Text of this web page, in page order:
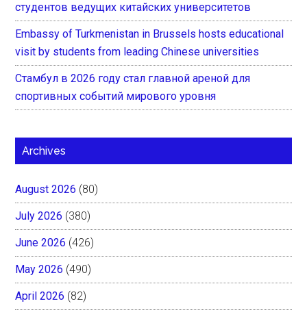
студентов ведущих китайских университетов
Embassy of Turkmenistan in Brussels hosts educational
visit by students from leading Chinese universities
Стамбул в 2026 году стал главной ареной для
спортивных событий мирового уровня
Archives
August 2026 (80)
July 2026 (380)
June 2026 (426)
May 2026 (490)
April 2026 (82)